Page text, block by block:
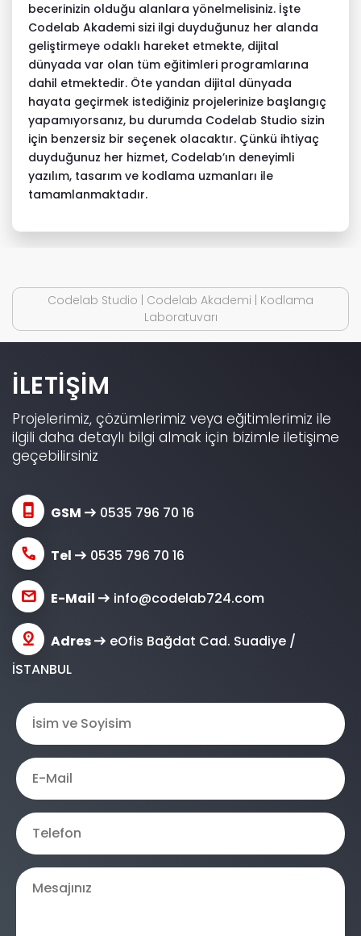
becerinizin olduğu alanlara yönelmelisiniz. İşte
Codelab Akademi sizi ilgi duyduğunuz her alanda
geliştirmeye odaklı hareket etmekte, dijital
dünyada var olan tüm eğitimleri programlarına
dahil etmektedir. Öte yandan dijital dünyada
hayata geçirmek istediğiniz projelerinize başlangıç
yapamıyorsanız, bu durumda Codelab Studio sizin
için benzersiz bir seçenek olacaktır. Çünkü ihtiyaç
duyduğunuz her hizmet, Codelab’ın deneyimli
yazılım, tasarım ve kodlama uzmanları ile
tamamlanmaktadır.
Codelab Studio | Codelab Akademi | Kodlama
Laboratuvarı
İLETİŞİM
Projelerimiz, çözümlerimiz veya eğitimlerimiz ile
ilgili daha detaylı bilgi almak için bizimle iletişime
geçebilirsiniz
 GSM  0535 796 70 16
 Tel  0535 796 70 16
 E-Mail  info@codelab724.com
 Adres  eOfis Bağdat Cad. Suadiye /
İSTANBUL